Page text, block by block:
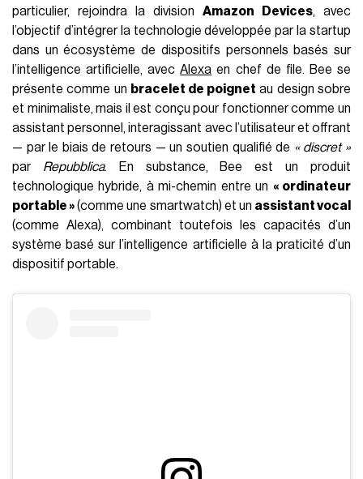
particulier, rejoindra la division Amazon Devices, avec
l’objectif d’intégrer la technologie développée par la startup
dans un écosystème de dispositifs personnels basés sur
l’intelligence artificielle, avecAlexa en chef de file. Bee se
présente comme un bracelet de poignet au design sobre
et minimaliste, mais il est conçu pour fonctionner comme un
assistant personnel, interagissant avec l’utilisateur et offrant
— par le biais de retours — un soutien qualifié de « discret »
par Repubblica. En substance, Bee est un produit
technologique hybride, à mi-chemin entre un « ordinateur
portable »(comme une smartwatch) et un assistant vocal
(comme Alexa), combinant toutefois les capacités d’un
système basé sur l’intelligence artificielle à la praticité d’un
dispositif portable.